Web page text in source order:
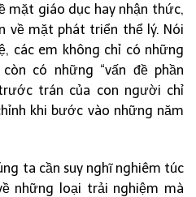
mặt giáo dục hay nhận thức,
về mặt phát triển thể lý. Nói
các em không chỉ có những
có những “vấn đề phần
trán của con người chỉ
khi bước vào những năm
ta cần suy nghĩ nghiêm túc
những loại trải nghiệm mà